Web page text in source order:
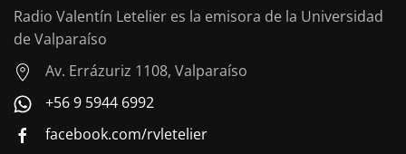
Radio Valentín Letelier es la emisora de la Universidad
de Valparaíso
Av. Errázuriz 1108, Valparaíso
+56 9 5944 6992
facebook.com/rvletelier